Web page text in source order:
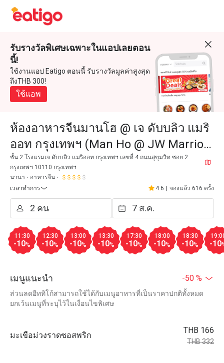
รับรางวัลพิเศษเฉพาะในแอปเลยตอน
นี้!
ใช้งานแอป Eatigo ตอนนี้ รับรางวัลมูลค่าสูงสุด
ถึงTHB 300!
ใช้แอพ
ห้องอาหารจีนมานโฮ @ เจ ดับบลิว แมริ
ออท กรุงเทพฯ (Man Ho @ JW Marriott
Bangkok)
ชั้น 2 โรงแรมเจ ดับบลิว แมริออท กรุงเทพฯ เลขที่ 4 ถนนสุขุมวิท ซอย 2
กรุงเทพฯ 10110 กรุงเทพฯ
นานา
อาหารจีน
เวลาทำการ
4.6 จองแล้ว 616 ครั้ง
11:30
-10%
12:30
-10%
13:00
-10%
13:30
-10%
17:30
-10%
18:00
-10%
18:30
-10% -10
เมนูแนะนำ -50 %
ส่วนลดอีททิโก้สามารถใช้ได้กับเมนูอาหารที่เป็นราคาปกติทั้งหมด
ยกเว้นเมนูที่ระบุไว้ในเงื่อนไขพิเศษ
มะเขือม่วงราดซอสพริก
THB 166
THB 332